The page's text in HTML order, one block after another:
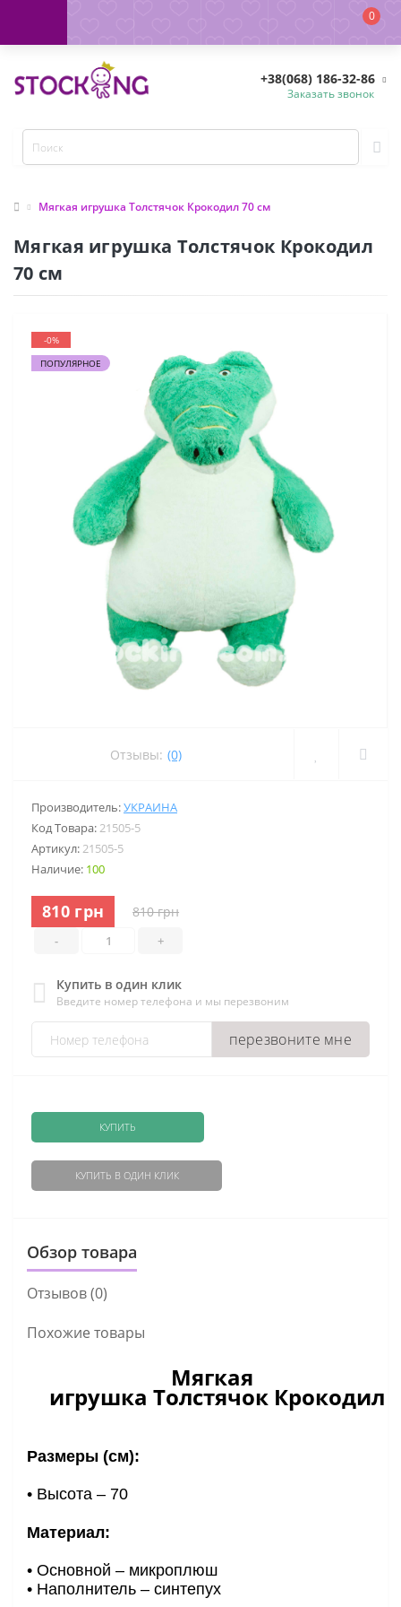
0
+38(068) 186-32-86
Заказать звонок
Мягкая игрушка Толстячок Крокодил 70 см
Мягкая игрушка Толстячок Крокодил
70 см
-0%
ПОПУЛЯРНОЕ
Отзывы: (0)
Производитель:УКРАИНА
Код Товара:21505-5
Артикул:21505-5
Наличие: 100
810 грн 810 грн
- +
Купить в один клик
Введите номер телефона и мы перезвоним
перезвоните мне
КУПИТЬ
КУПИТЬ В ОДИН КЛИК
Обзор товара
Отзывов (0)
Похожие товары
Мягкая
игрушка Толстячок Крокодил
Размеры (см):
• Высота – 70
Материал:
• Основной – микроплюш
• Наполнитель – синтепух